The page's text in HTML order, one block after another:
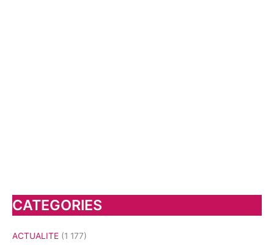
CATEGORIES
ACTUALITE (1 177)